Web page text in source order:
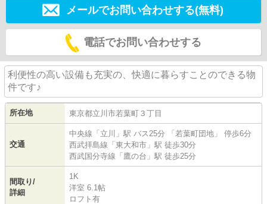
メールでお問い合わせする(無料)
電話でお問い合わせする
利便性の高い設備も充実の、快適に暮らすことのできる物
件です♪
所在地 東京都立川市若葉町 ３丁目
交通
中央線 「立川 」駅 バス25分 「若葉町団地」 停歩6分
西武拝島線 「東大和市 」駅 徒歩30分
西武国分寺線 「鷹の台 」駅 徒歩25分
間取り/
詳細
1K
洋室 6.1帖
ロフト有